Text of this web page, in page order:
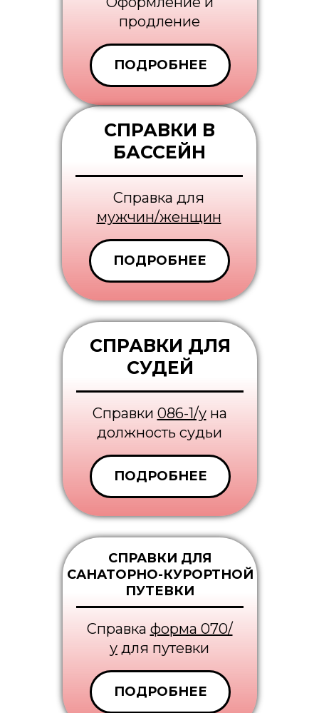
ПОДРОБНЕЕ
продление
ПОДРОБНЕЕ
СПРАВКИ В
БАССЕЙН
Cправка для
мужчин/женщин
ПОДРОБНЕЕ
СПРАВКИ ДЛЯ
СУДЕЙ
Справки 086-1/уна
должность судьи
ПОДРОБНЕЕ
СПРАВКИ ДЛЯ
САНАТОРНО-КУРОРТНОЙ
ПУТЕВКИ
Cправка форма 070/
у для путевки